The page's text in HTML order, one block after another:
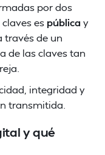
por dos
es pública y
través de un
de las claves tan
integridad y
transmitida.
y qué